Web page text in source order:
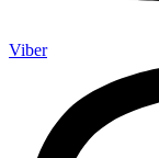
Viber